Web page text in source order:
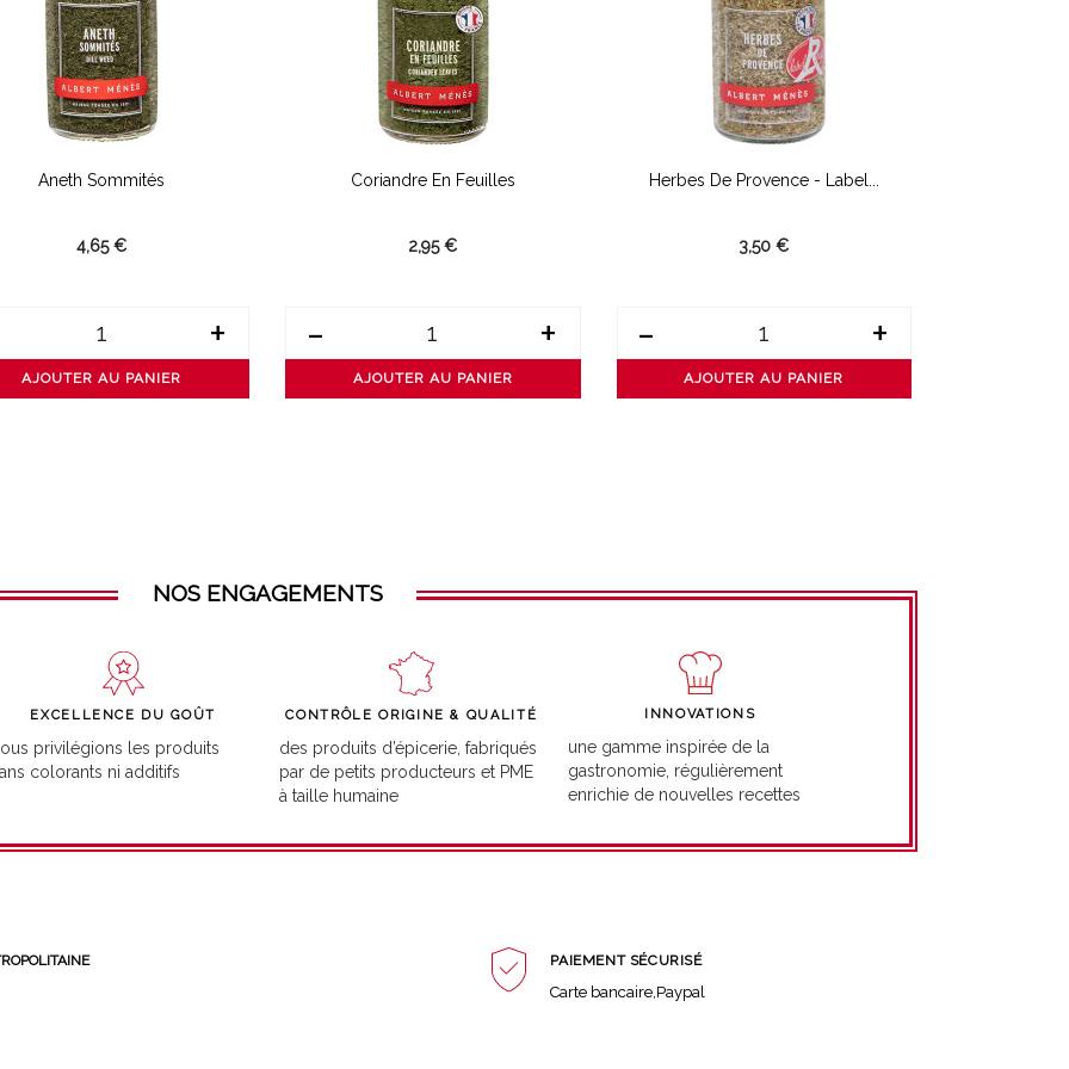
Aneth Sommités
4,65 €
+
AJOUTER AU PANIER
Coriandre En Feuilles
2,95 €
- +
AJOUTER AU PANIER
Herbes De Provence - Label...
3,50 €
- +
AJOUTER AU PANIER
NOS ENGAGEMENTS
EXCELLENCE DU GOÛT
privilégions les produits
colorants ni additifs
CONTRÔLE ORIGINE & QUALITÉ
des produits d’épicerie, fabriqués
par de petits producteurs et PME
à taille humaine
INNOVATIONS
une gamme inspirée de la
gastronomie, régulièrement
enrichie de nouvelles recettes
PAIEMENT SÉCURISÉ
Carte bancaire,Paypal